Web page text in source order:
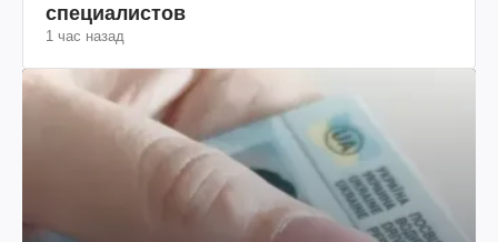
специалистов
1 час назад